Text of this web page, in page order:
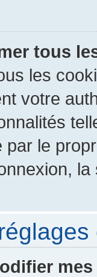
tous
les
votre
par le